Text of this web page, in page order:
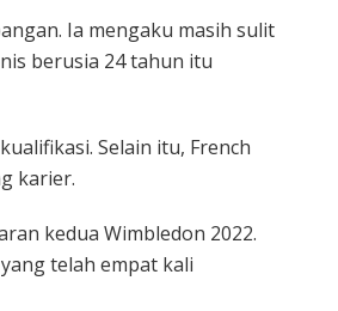
Ia mengaku masih sulit
berusia 24 tahun itu
Selain itu, French
karier.
kedua Wimbledon 2022.
telah empat kali